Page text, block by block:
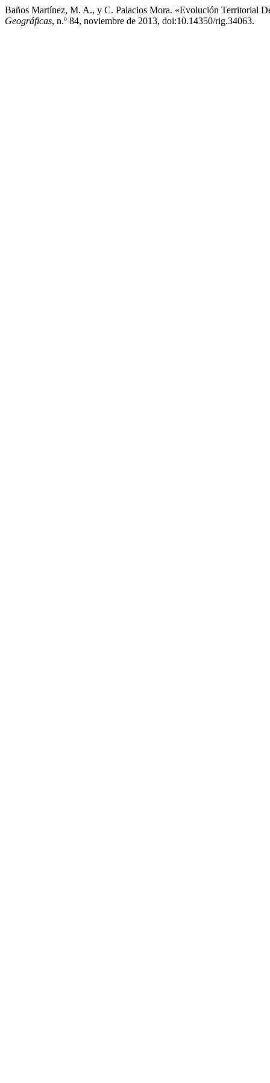
Baños Martínez, M. A., y C. Palacios Mora. «Evolución Territorial
Geográficas, n.º 84, noviembre de 2013, doi:10.14350/rig.34063.